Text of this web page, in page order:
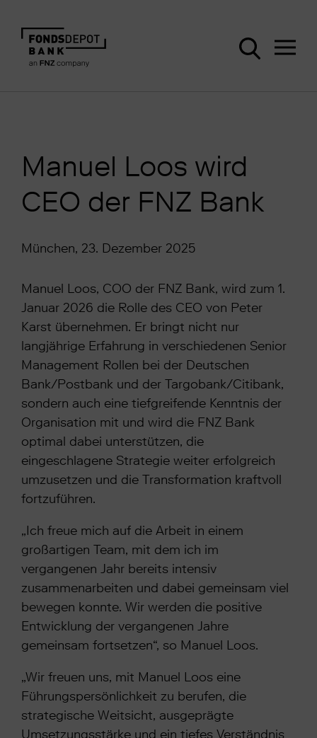
Manuel Loos wird
CEO der FNZ Bank
München, 23. Dezember 2025
Manuel Loos, COO der FNZ Bank, wird zum 1.
Januar 2026 die Rolle des CEO von Peter
Karst übernehmen. Er bringt nicht nur
langjährige Erfahrung in verschiedenen Senior
Management Rollen bei der Deutschen
Bank/Postbank und der Targobank/Citibank,
sondern auch eine tiefgreifende Kenntnis der
Organisation mit und wird die FNZ Bank
optimal dabei unterstützen, die
eingeschlagene Strategie weiter erfolgreich
umzusetzen und die Transformation kraftvoll
fortzuführen.
„Ich freue mich auf die Arbeit in einem
großartigen Team, mit dem ich im
vergangenen Jahr bereits intensiv
zusammenarbeiten und dabei gemeinsam viel
bewegen konnte. Wir werden die positive
Entwicklung der vergangenen Jahre
gemeinsam fortsetzen“, so Manuel Loos.
„Wir freuen uns, mit Manuel Loos eine
Führungspersönlichkeit zu berufen, die
strategische Weitsicht, ausgeprägte
Umsetzungsstärke und ein tiefes Verständnis